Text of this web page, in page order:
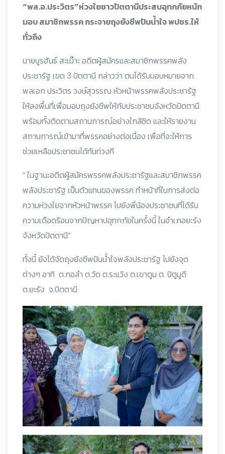
“พล.อ.ประวิตร”ห่วงใยชาวปัตตานีประสบอุทกภัยหนัก
มอบ สมาชิกพรรค กระจายถุงยังชีพปันน้ำใจ พปชร.ให้
ทั่วถึง
นายบูรฮันธ์ สะเม๊าะ อดีตผู้สมัครและสมาชิกพรรคพลัง
ประชารัฐ เขต 3 ปัตตานี กล่าวว่า ตนได้รับมอบหมายจาก
พลเอก ประวิตร วงษ์สุวรรณ หัวหน้าพรรคพลังประชารัฐ
ให้ลงพื้นที่เพื่อมอบถุงยังชีพให้กับประชาชนจังหวัดปัตตานี
พร้อมทั้งติดตามสถานการณ์อย่างใกล้ชิด และให้รายงาน
สถานการณ์เข้ามาที่พรรคอย่างต่อเนื่อง เพื่อที่จะให้การ
ช่วยเหลือประชาชนได้ทันท่วงที
“ ในฐานะอดีตผู้สมัครพรรคพลังประชารัฐและสมาชิกพรรค
พลังประชารัฐ เป็นตัวแทนของพรรค ทำหน้าที่ในการส่งต่อ
ความห่วงใยจากหัวหน้าพรรค ไปยังพี่น้องประชาชนที่ได้รับ
ความเดือดร้อนจากปัญหาปอุทกภัยในครั้งนี้ ในอำเภอยะรัง
จังหวัดปัตตานี”
ทั้งนี้ ยังได้จัดถุงยังชีพปันน้ำใจพลังประชารัฐ ไปยังจุด
ต่างๆ อาทิ ต.กอลำ ต.วัด ต.ระแว้ง ต.เขาตูม ต. ปิตูมูดี
ต.ยะรัง จ.ปัตตานี